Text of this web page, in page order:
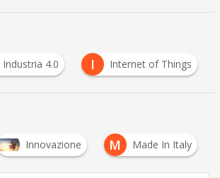
Industria 4.0 I Internet of Things
Innovazione M Made In Italy